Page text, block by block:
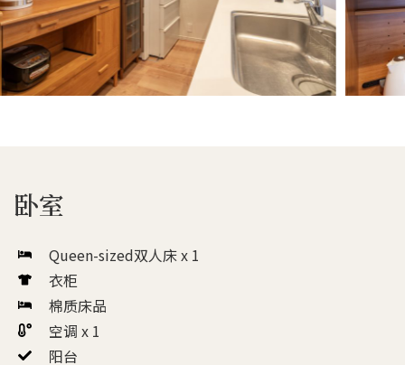
卧室
Queen-sized双人床 x 1
衣柜
棉质床品
空调 x 1
阳台